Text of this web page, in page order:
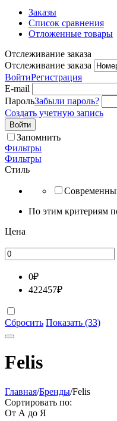
Заказы
Список сравнения
Отложенные товары
Отслеживание заказа
Отслеживание заказа
ВойтиРегистрация
E-mail
ПарольЗабыли пароль?
Создать учетную запись
Войти
Запомнить
Фильтры
Фильтры
Стиль
По этим критериям
Цена
0₽
422457₽
Сбросить Показать (33)
Felis
Главная/Бренды/Felis
Сортировать по:
От А до Я